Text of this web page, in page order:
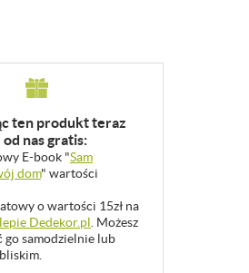
ten produkt teraz
nas gratis:
E-book "Sam
dom" wartości
o wartości 15zł na
Dedekor.pl. Możesz
go samodzielnie lub